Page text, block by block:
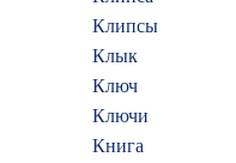
Клипсы
Клык
Ключ
Ключи
Книга